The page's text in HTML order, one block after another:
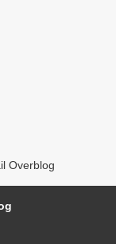
Overblog